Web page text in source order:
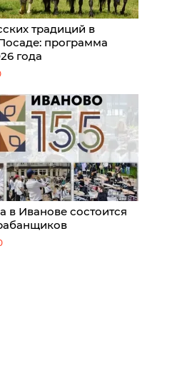
традиций в
программа
года
в Иванове состоится